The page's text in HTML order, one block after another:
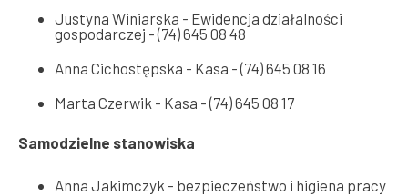
Justyna Winiarska - Ewidencja działalności
gospodarczej - (74) 645 08 48
Anna Cichostępska - Kasa - (74) 645 08 16
Marta Czerwik - Kasa - (74) 645 08 17
Samodzielne stanowiska
Anna Jakimczyk - bezpieczeństwo i higiena pracy